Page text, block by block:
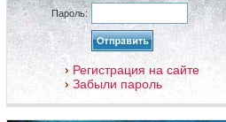
Пароль:
Регистрация на сайте
Забыли пароль